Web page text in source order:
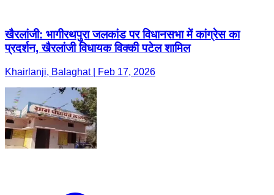
खैरलांजी: भागीरथपुरा जलकांड पर विधानसभा में कांग्रेस का
प्रदर्शन, खैरलांजी विधायक विक्की पटेल शामिल
Khairlanji, Balaghat | Feb 17, 2026